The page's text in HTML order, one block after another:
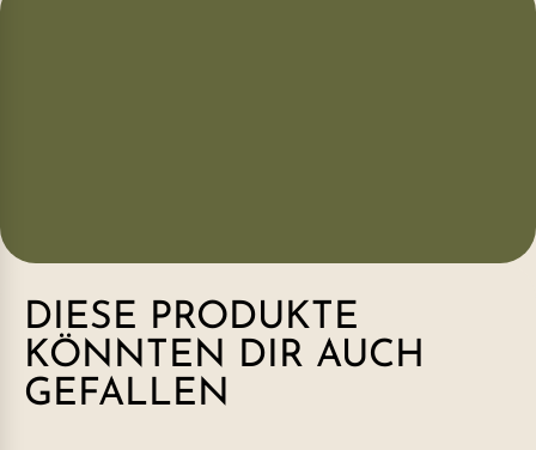
DIESE PRODUKTE
KÖNNTEN DIR AUCH
GEFALLEN